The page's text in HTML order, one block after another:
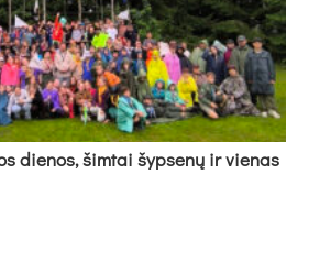
die­nos, šim­tai šyp­se­nų ir vie­nas